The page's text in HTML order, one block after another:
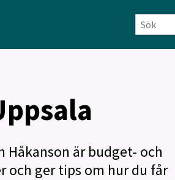
Håkanson är budget- och
och ger tips om hur du får